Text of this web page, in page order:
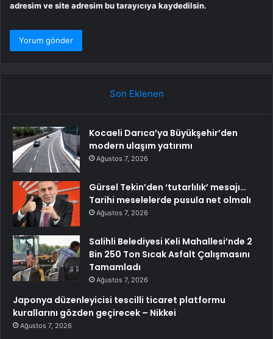
adresim ve site adresim bu tarayıcıya kaydedilsin.
Son Eklenen
Kocaeli Darıca’ya Büyükşehir’den
modern ulaşım yatırımı
Ağustos 7, 2026
Gürsel Tekin’den ‘tutarlılık’ mesajı…
Tarihi meselelerde pusula net olmalı
Ağustos 7, 2026
Salihli Belediyesi Keli Mahallesi’nde 2
Bin 250 Ton Sıcak Asfalt Çalışmasını
Tamamladı
Ağustos 7, 2026
Japonya düzenleyicisi tescilli ticaret platformu
kurallarını gözden geçirecek – Nikkei
Ağustos 7, 2026